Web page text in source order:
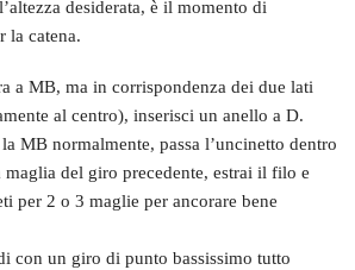
desiderata, è il momento di
la catena.
a MB, ma in corrispondenza dei due lati
al centro), inserisci un anello a D.
MB normalmente, passa l’uncinetto dentro
maglia del giro precedente, estrai il filo e
per 2 o 3 maglie per ancorare bene
con un giro di punto bassissimo tutto